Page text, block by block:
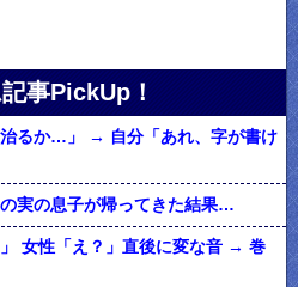
事PickUp！
るか…」 → 自分「あれ、字が書け
実の息子が帰ってきた結果…
女性「え？」直後に変な音 → 巻